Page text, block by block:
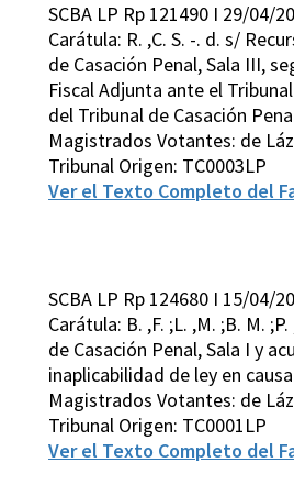
SCBA LP Rp 121490 I 29/04/
Carátula: R. ,C. S. -. d. s/
de Casación Penal, Sala III,
Fiscal Adjunta ante el
del Tribunal de Casación
Magistrados Votantes: de
Tribunal Origen: TC0003LP
Ver el Texto Completo del
SCBA LP Rp 124680 I 15/04/
Carátula: B. ,F. ;L. ,M. ;B. M.
de Casación Penal, Sala I y
inaplicabilidad de ley en
Magistrados Votantes: de
Tribunal Origen: TC0001LP
Ver el Texto Completo del